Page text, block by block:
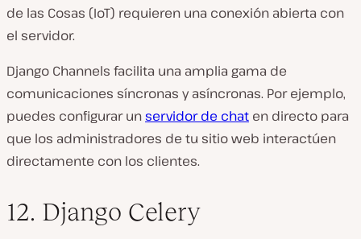
de las Cosas (IoT) requieren una conexión abierta con
el servidor.
Django Channels facilita una amplia gama de
comunicaciones síncronas y asíncronas. Por ejemplo,
puedes configurar unservidor de chat en directo para
que los administradores de tu sitio web interactúen
directamente con los clientes.
12. Django Celery